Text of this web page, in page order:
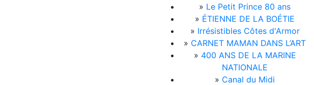
» Le Petit Prince 80 ans
» ÉTIENNE DE LA BOÉTIE
» Irrésistibles Côtes d'Armor
» CARNET MAMAN DANS L’ART
» 400 ANS DE LA MARINE
NATIONALE
» Canal du Midi